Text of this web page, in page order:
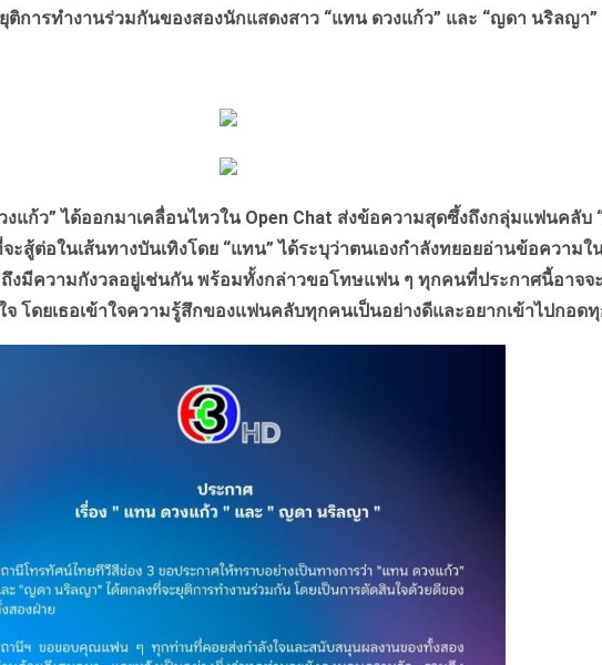
ติการทำงานร่วมกันของสองนักแสดงสาว “แทน ดวงแก้ว” และ “ญดา นริลญา”
ได้ออกมาเคลื่อนไหวใน Open Chat ส่งข้อความสุดซึ้งถึงกลุ่มแฟนคลับ
สู้ต่อในเส้นทางบันเทิงโดย “แทน” ได้ระบุว่าตนเองกำลังทยอยอ่านข้อความใ
งมีความกังวลอยู่เช่นกัน พร้อมทั้งกล่าวขอโทษแฟน ๆ ทุกคนที่ประกาศนี้อาจจ
จ โดยเธอเข้าใจความรู้สึกของแฟนคลับทุกคนเป็นอย่างดีและอยากเข้าไปกอด